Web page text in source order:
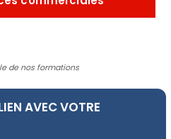
de nos formations
AVEC VOTRE